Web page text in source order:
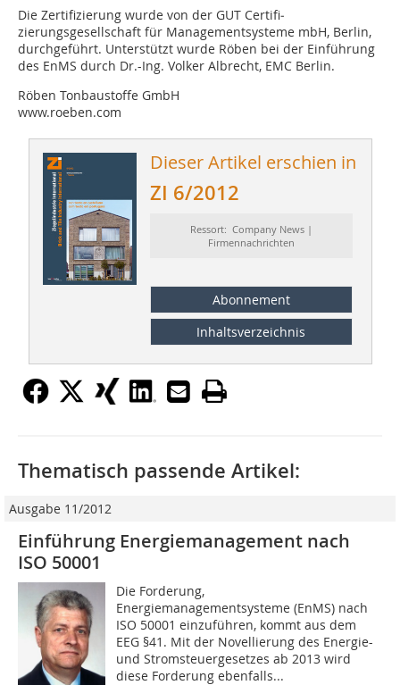
Die Zertifizierung wurde von der GUT Certifi­
zierungsgesellschaft für Managementsysteme mbH, Berlin,
durchgeführt. Unterstützt wurde Röben bei der Einführung
des EnMS durch Dr.-Ing. Volker Albrecht, EMC Berlin.
Röben Tonbaustoffe GmbH
www.roeben.com
Dieser Artikel erschien in
ZI 6/2012
Ressort: Company News |
Firmennachrichten
Abonnement
Inhaltsverzeichnis
Thematisch passende Artikel:
Ausgabe 11/2012
Einführung Energiemanagement nach
ISO 50001
Die Forderung,
Energiemanagementsysteme (EnMS) nach
ISO 50001 einzuführen, kommt aus dem
EEG §41. Mit der Novellierung des Energie-
und Stromsteuergesetzes ab 2013 wird
diese Forderung ebenfalls...